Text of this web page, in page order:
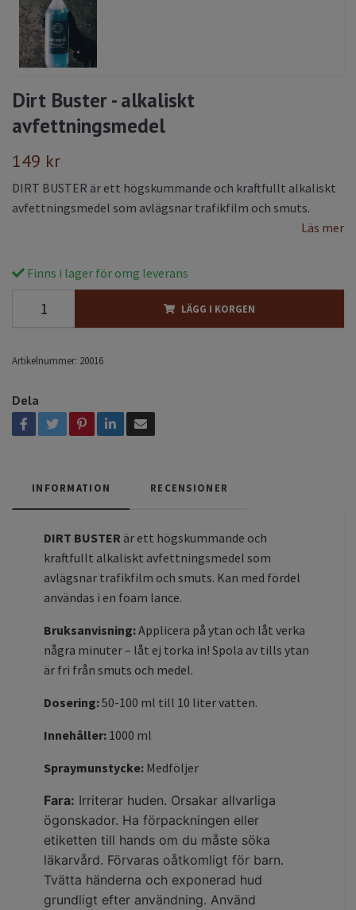
Dirt Buster - alkaliskt
avfettningsmedel
149 kr
DIRT BUSTER är ett högskummande och kraftfullt alkaliskt
avfettningsmedel som avlägsnar trafikfilm och smuts.
Läs mer
Finns i lager för omg leverans
LÄGG I KORGEN
Artikelnummer: 20016
Dela
INFORMATION RECENSIONER
DIRT BUSTER är ett högskummande och
kraftfullt alkaliskt avfettningsmedel som
avlägsnar trafikfilm och smuts. Kan med fördel
användas i en foam lance.
Bruksanvisning:Applicera på ytan och låt verka
några minuter – låt ej torka in! Spola av tills ytan
är fri från smuts och medel.
Dosering:50-100 ml till 10 liter vatten.
Innehåller: 1000 ml
Spraymunstycke: Medföljer
Fara: Irriterar huden. Orsakar allvarliga
ögonskador. Ha förpackningen eller
etiketten till hands om du måste söka
läkarvård. Förvaras oåtkomligt för barn.
Tvätta händerna och exponerad hud
grundligt efter användning. Använd